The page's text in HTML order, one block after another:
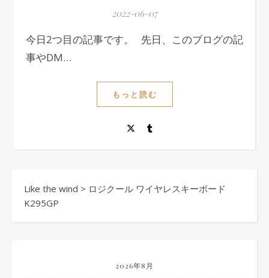
2022-06-07
今日2つ目の記事です。 先日、このブログの記
事やDM…
もっと読む
Like the wind > ロジクール ワイヤレスキーボード
K295GP
2026年8月